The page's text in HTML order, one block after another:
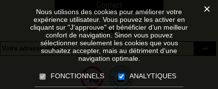
Contact
Newsletter
Nous utilisons des cookies pour améliorer votre
expérience utilisateur. Vous pouvez les activer en
cliquant sur "J'approuve" et bénéficier d’un meilleur
confort de navigation. Sinon vous pouvez
sélectionner seulement les cookies que vous
souhaitez accepter, mais au détriment d’une
navigation optimale.
FONCTIONNELS ANALYTIQUES